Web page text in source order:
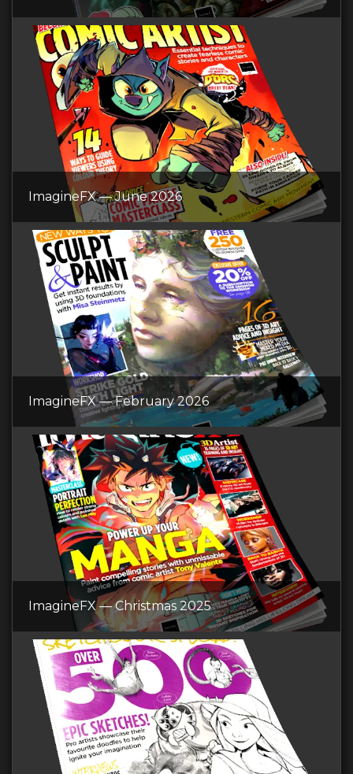
ImagineFX — June 2026
ImagineFX — February 2026
ImagineFX — Christmas 2025